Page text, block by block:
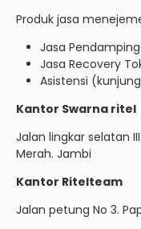
Produk jasa
Jasa
Jasa Recovery
Asistensi
Kantor Swarna ritel
Jalan lingkar selatan
Merah. Jambi
Kantor Ritelteam
Jalan petung No 3.